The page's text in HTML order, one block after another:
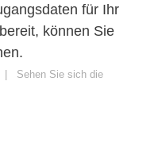
für Ihr
können Sie
| Sehen Sie sich die